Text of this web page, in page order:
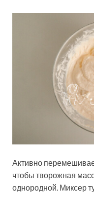
Активно
чтобы творожная
однородной. Миксер